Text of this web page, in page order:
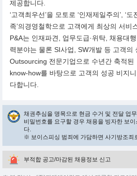
제공합니다.
‘고객최우선’을 모토로 ‘인재제일주의’, ‘도
족’의경영철학으로 고객에게 최상의 서비
P&A는 인재파견, 업무도급·위탁, 채용대
력분야는 물론 SI사업, SW개발 등 고객의
Outsourcing 전문기업으로 수년간 축적된
know-how를 바탕으로 고객의 성공 비지
다합니다.
채권추심을 명목으로 현금 수거 및 전달 업
비밀번호를 요구할 경우 채용을 빙자한 보
다.
※ 보이스피싱 범죄에 가담하면 사기방조죄
부적합 공고/마감된 채용정보 신고